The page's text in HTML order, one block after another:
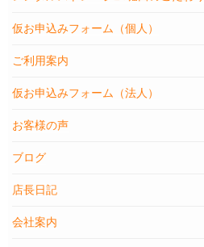
仮お申込みフォーム（個人）
ご利用案内
仮お申込みフォーム（法人）
お客様の声
ブログ
店長日記
会社案内